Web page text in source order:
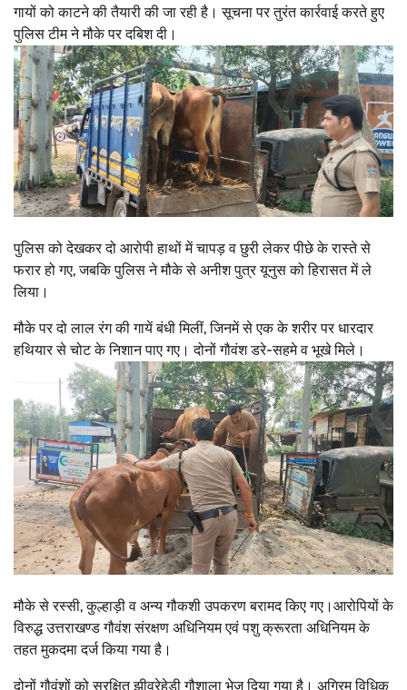
गायों को काटने की तैयारी की जा रही है। सूचना पर तुरंत कार्रवाई करते हुए
पुलिस टीम ने मौके पर दबिश दी।
पुलिस को देखकर दो आरोपी हाथों में चापड़ व छुरी लेकर पीछे के रास्ते से
फरार हो गए, जबकि पुलिस ने मौके से अनीश पुत्र यूनुस को हिरासत में ले
लिया।
मौके पर दो लाल रंग की गायें बंधी मिलीं, जिनमें से एक के शरीर पर धारदार
हथियार से चोट के निशान पाए गए। दोनों गौवंश डरे-सहमे व भूखे मिले।
मौके से रस्सी, कुल्हाड़ी व अन्य गौकशी उपकरण बरामद किए गए।आरोपियों के
विरुद्ध उत्तराखण्ड गौवंश संरक्षण अधिनियम एवं पशु क्रूरता अधिनियम के
तहत मुकदमा दर्ज किया गया है।
दोनों गौवंशों को सुरक्षित झीवरेहेड़ी गौशाला भेज दिया गया है। अग्रिम विधिक